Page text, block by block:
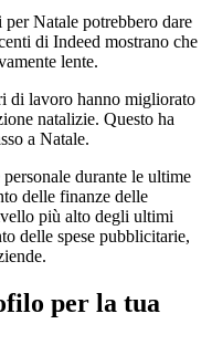
Natale potrebbero dare
di Indeed mostrano che
lente.
di lavoro hanno migliorato
natalizie. Questo ha
a Natale.
durante le ultime
delle finanze delle
più alto degli ultimi
delle spese pubblicitarie,
per la tua